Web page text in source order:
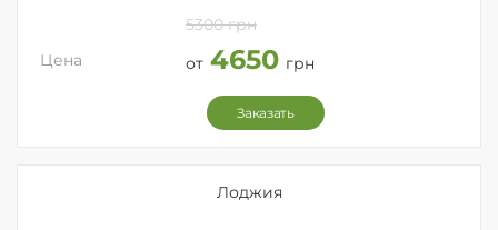
5300 грн
Цена
от 4650 грн
Заказать
Лоджия